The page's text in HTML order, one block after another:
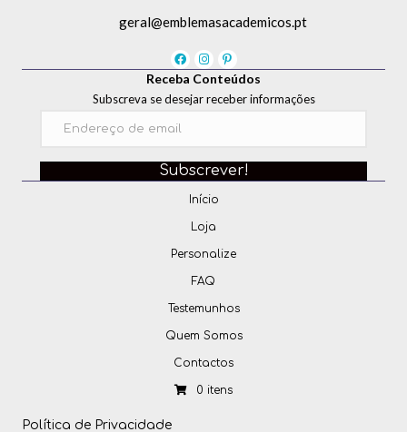
geral@emblemasacademicos.pt
Receba Conteúdos
Subscreva se desejar receber informações
Subscrever!
Início
Loja
Personalize
FAQ
Testemunhos
Quem Somos
Contactos
0 itens
Política de Privacidade